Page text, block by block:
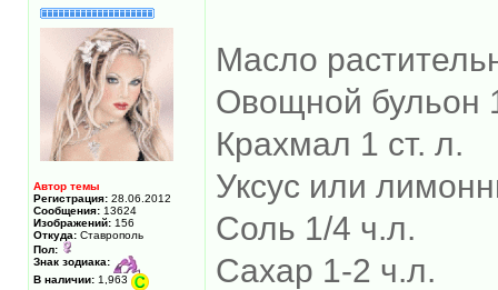
Автор темы
Регистрация: 28.06.2012
Сообщения: 13624
Изображений: 156
Откуда: Ставрополь
Пол:
Знак зодиака:
В наличии: 1,963
Масло
Овощной бульон
Крахмал 1 ст. л.
Уксус или
Соль 1/4 ч.л.
Сахар 1-2 ч.л.